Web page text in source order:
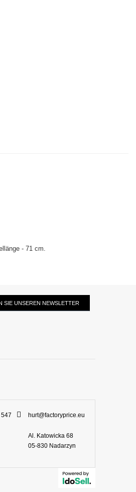
- 71 cm.
SIE UNSEREN NEWSLETTER
hurt@factoryprice.eu
Al. Katowicka 68
05-830 Nadarzyn